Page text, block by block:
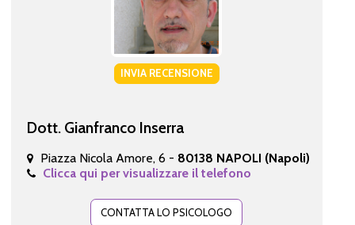
INVIA RECENSIONE
Dott. Gianfranco Inserra
Piazza Nicola Amore, 6 - 80138 NAPOLI (Napoli)
Clicca qui per visualizzare il telefono
CONTATTA LO PSICOLOGO